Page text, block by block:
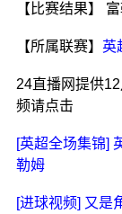
【比赛结果】
【所属联赛】 英
24直播网提供
频请点击
[英超全场集锦]
勒姆
[进球视频] 又是